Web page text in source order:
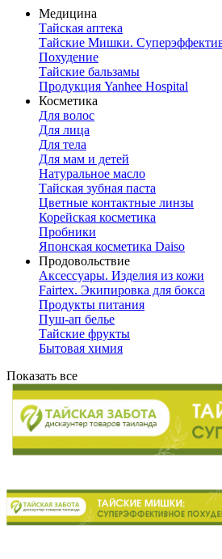
Медицина
Тайская аптека
Тайские Мишки.
Похудение
Тайские бальзамы
Продукция Yanhee Hospital
Косметика
Для волос
Для лица
Для тела
Для мам и детей
Натуральное масло
Тайская зубная паста
Цветные контактные линзы
Корейская косметика
Пробники
Японская косметика Daiso
Продовольствие
Аксессуары. Изделия из кожи
Fairtex. Экипировка для бокса
Продукты питания
Пуш-ап белье
Тайские фрукты
Бытовая химия
Показать все